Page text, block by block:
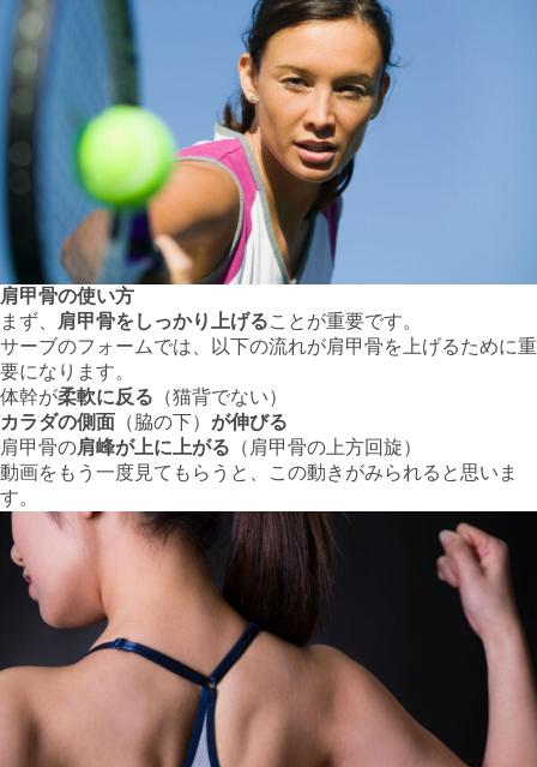
肩甲骨の使い方
まず、
肩甲骨をしっかり上げることが重要です。
サーブのフォームでは、以下の流れが肩甲骨を上げるために重
要になります。
体幹が柔軟に反る （猫背でない）
カラダの側面 （脇の下） が伸びる
肩甲骨の肩峰が上に上がる （肩甲骨の上方回旋）
動画をもう一度見てもらうと、この動きがみられると思いま
す。